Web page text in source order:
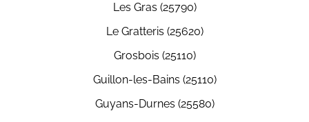
Les Gras (25790)
Le Gratteris (25620)
Grosbois (25110)
Guillon-les-Bains (25110)
Guyans-Durnes (25580)